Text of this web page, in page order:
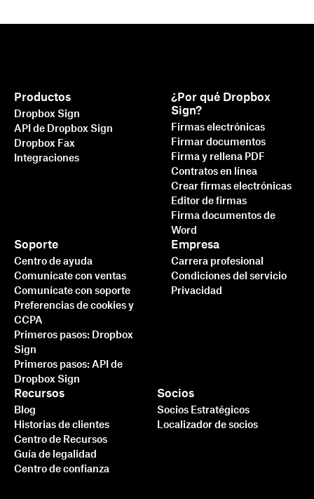
Productos
Dropbox Sign
API de Dropbox Sign
Dropbox Fax
Integraciones
¿Por qué Dropbox
Sign?
Firmas electrónicas
Firmar documentos
Firma y rellena PDF
Contratos en línea
Crear firmas electrónicas
Editor de firmas
Firma documentos de
Word
Soporte
Centro de ayuda
Comunícate con ventas
Comunícate con soporte
Preferencias de cookies y
CCPA
Primeros pasos: Dropbox
Sign
Primeros pasos: API de
Dropbox Sign
Recursos
Blog
Historias de clientes
Centro de Recursos
Guía de legalidad
Centro de confianza
Socios
Socios Estratégicos
Localizador de socios
Empresa
Carrera profesional
Condiciones del servicio
Privacidad